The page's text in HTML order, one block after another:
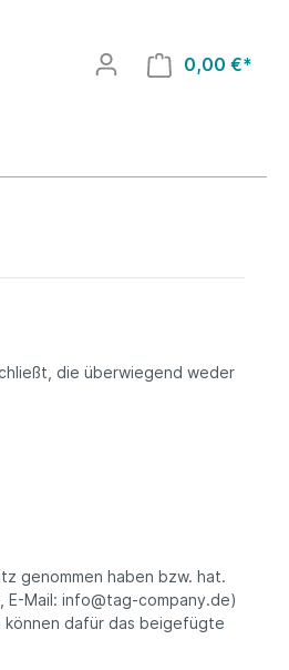
0,00 €*
die überwiegend weder
genommen haben bzw. hat.
E-Mail: info@tag-company.de)
können dafür das beigefügte